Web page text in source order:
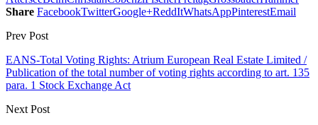
Share FacebookTwitterGoogle+ReddItWhatsAppPinterestEmail
Prev Post
EANS-Total Voting Rights: Atrium European Real Estate Limited /
Publication of the total number of voting rights according to art. 135
para. 1 Stock Exchange Act
Next Post